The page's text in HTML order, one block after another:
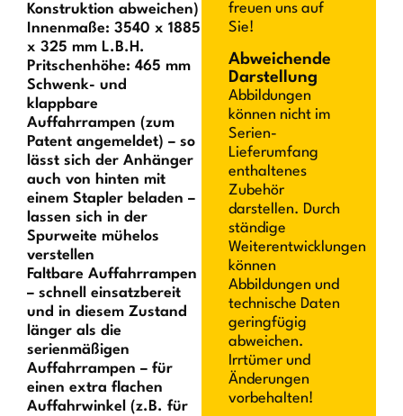
Konstruktion abweichen)
Innenmaße: 3540 x 1885
x 325 mm L.B.H.
Pritschenhöhe: 465 mm
Schwenk- und
klappbare
Auffahrrampen (zum
Patent angemeldet) – so
lässt sich der Anhänger
auch von hinten mit
einem Stapler beladen –
lassen sich in der
Spurweite mühelos
verstellen
Faltbare Auffahrrampen
– schnell einsatzbereit
und in diesem Zustand
länger als die
serienmäßigen
Auffahrrampen – für
einen extra flachen
Auffahrwinkel (z.B. für
freuen uns auf
Sie!
Abweichende
Darstellung
Abbildungen
können nicht im
Serien-
Lieferumfang
enthaltenes
Zubehör
darstellen. Durch
ständige
Weiterentwicklungen
können
Abbildungen und
technische Daten
geringfügig
abweichen.
Irrtümer und
Änderungen
vorbehalten!